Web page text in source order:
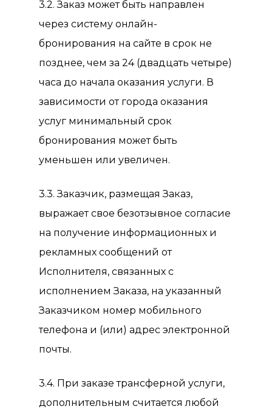
3.2. Заказ может быть направлен
через систему онлайн-
бронирования на сайте в срок не
позднее, чем за 24 (двадцать четыре)
часа до начала оказания услуги. В
зависимости от города оказания
услуг минимальный срок
бронирования может быть
уменьшен или увеличен.
3.3. Заказчик, размещая Заказ,
выражает свое безотзывное согласие
на получение информационных и
рекламных сообщений от
Исполнителя, связанных с
исполнением Заказа, на указанный
Заказчиком номер мобильного
телефона и (или) адрес электронной
почты.
3.4. При заказе трансферной услуги,
дополнительным считается любой